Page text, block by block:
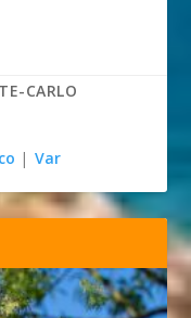
CARLO
| Var